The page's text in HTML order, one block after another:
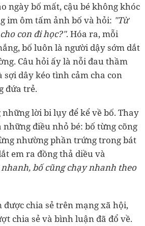
ngày bố mất, cậu bé không khóc
im ôm tấm ảnh bố và hỏi: "Từ
con đi học?". Hóa ra, mỗi
bố luôn là người dậy sớm dắt
Câu hỏi ấy là nỗi đau thầm
sợi dây kéo tình cảm cha con
đứa trẻ.
những lời bi lụy để kể về bố. Thay
những điều nhỏ bé: bố từng cõng
nhường phần trứng trong bát
em ra đồng thả diều và
nhanh, bố cũng chạy nhanh theo
được chia sẻ trên mạng xã hội,
chia sẻ và bình luận đã đổ về.